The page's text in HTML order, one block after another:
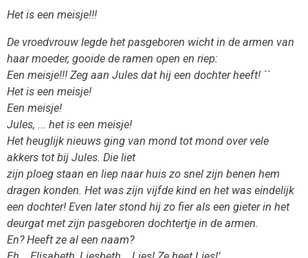
Het is een meisje!!!
De vroedvrouw legde het pasgeboren wicht in de armen van
haar moeder, gooide de ramen open en riep:
Een meisje!!! Zeg aan Jules dat hij een dochter heeft! ``
Het is een meisje!
Een meisje!
Jules, ... het is een meisje!
Het heuglijk nieuws ging van mond tot mond over vele
akkers tot bij Jules. Die liet
zijn ploeg staan en liep naar huis zo snel zijn benen hem
dragen konden. Het was zijn vijfde kind en het was eindelijk
een dochter! Even later stond hij zo fier als een gieter in het
deurgat met zijn pasgeboren dochtertje in de armen.
En? Heeft ze al een naam?